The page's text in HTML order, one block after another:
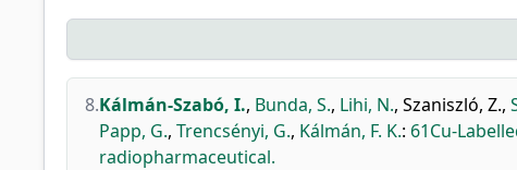
8.Kálmán-Szabó, I., Bunda, S., Lihi, N., Szaniszló, Z.,
Papp, G., Trencsényi, G., Kálmán, F. K.: 61Cu-
radiopharmaceutical.